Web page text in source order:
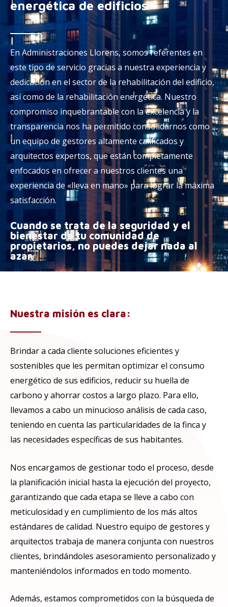
energética de edificios
En Administraciones Llorens, somos referentes en
este tipo de servicio gracias a nuestraexperiencia y
dedicación en el sector de la rehabilitación del edificio,
así como de la rehabilitaciónenergética. Nuestro
compromiso inquebrantable con la excelencia y la
transparencia nos ha permitido consolidarnos como
un equipo de gestores altamente calificados y
arquitectos expertos, que están completamente
enfocados en ofrecer a nuestros clientes una
experiencia de «lleva en mano» para lograr la máxima
satisfacción.
Cuando se trata de la seguridad y el
bienestar de tu comunidad de
propietarios, no puedes dejar nada al
azar.
Nuestra misión es clara:
Brindar a cada cliente soluciones eficientes y
sostenibles que les permitan optimizar el consumo
energético de sus edificios, reducir su huella de
carbono y ahorrar costos a largo plazo. Para ello,
llevamos a cabo un minucioso análisis de cada caso,
teniendo en cuenta las particularidades de la finca y
las necesidades específicas de sus habitantes.
Nos encargamos de gestionar todo el proceso, desde
la planificación inicial hasta la ejecución del proyecto,
garantizando que cada etapa se lleve a cabo con
meticulosidad y en cumplimiento de los más altos
estándares de calidad. Nuestro equipo de gestores y
arquitectos trabaja de manera conjunta con nuestros
clientes, brindándoles asesoramiento personalizado y
manteniéndolos informados en todo momento.
Además, estamos comprometidos con la búsqueda de